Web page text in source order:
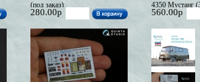
(под заказ)
280.00р
4350 Мустанг
наличии)
560.00р